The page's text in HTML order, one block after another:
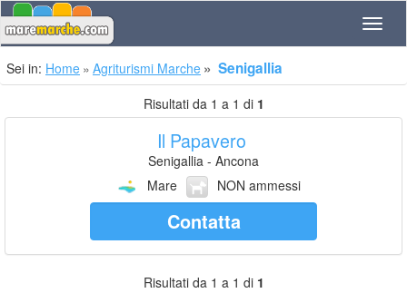
Sei in: Home Agriturismi Marche Senigallia
Risultati da 1 a 1 di 1
Il Papavero
Senigallia - Ancona
Mare
NON ammessi
Contatta
Risultati da 1 a 1 di 1